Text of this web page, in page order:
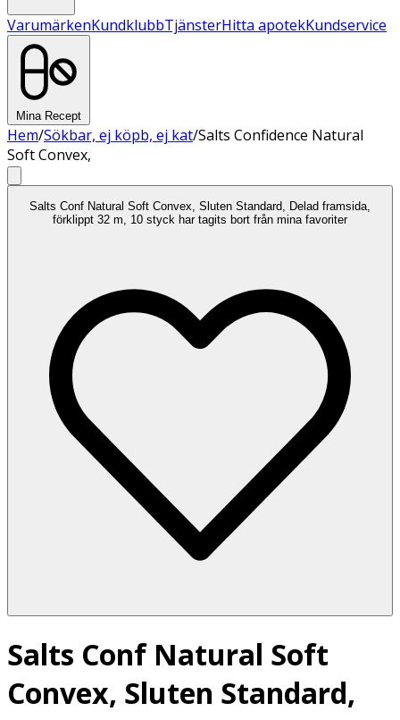
VarumärkenKundklubbTjänsterHitta apotekKundservice
Mina Recept
Hem/Sökbar, ej köpb, ej kat/Salts Confidence Natural
Soft Convex,
Salts Conf Natural Soft Convex, Sluten Standard, Delad framsida,
förklippt 32 m, 10 styck har tagits bort från mina favoriter
Salts Conf Natural Soft
Convex, Sluten Standard,